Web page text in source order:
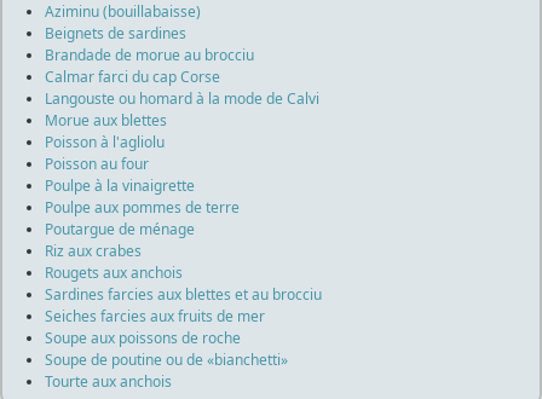
Aziminu (bouillabaisse)
Beignets de sardines
Brandade de morue au brocciu
Calmar farci du cap Corse
Langouste ou homard à la mode de Calvi
Morue aux blettes
Poisson à l'agliolu
Poisson au four
Poulpe à la vinaigrette
Poulpe aux pommes de terre
Poutargue de ménage
Riz aux crabes
Rougets aux anchois
Sardines farcies aux blettes et au brocciu
Seiches farcies aux fruits de mer
Soupe aux poissons de roche
Soupe de poutine ou de «bianchetti»
Tourte aux anchois